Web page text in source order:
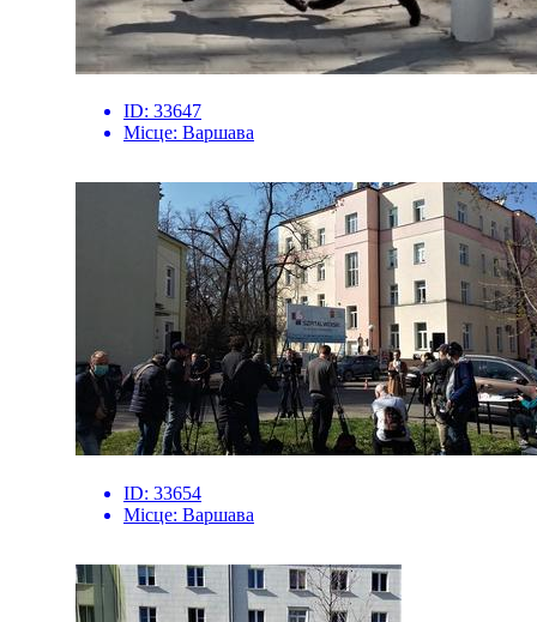
ID: 33647
Місце: Варшава
ID: 33654
Місце: Варшава